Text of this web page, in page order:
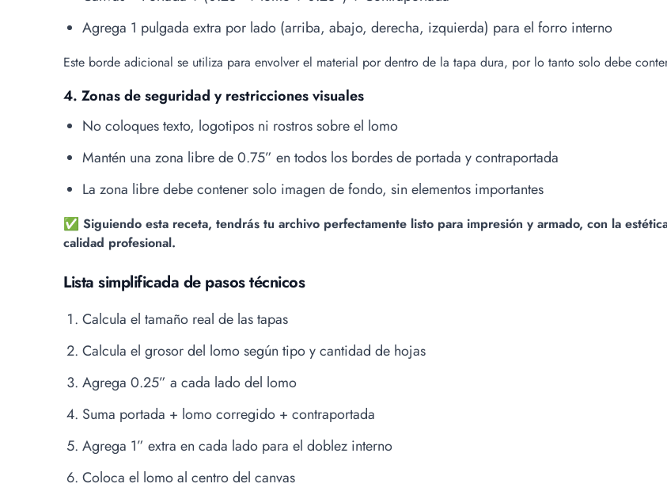
Agrega 1 pulgada extra por lado (arriba, abajo, derecha, izquierda) para el forro interno
Este borde adicional se utiliza para envolver el material por dentro de la tapa dura, por lo tanto solo debe
4. Zonas de seguridad y restricciones visuales
No coloques texto, logotipos ni rostros sobre el lomo
Mantén una zona libre de 0.75” en todos los bordes de portada y contraportada
La zona libre debe contener solo imagen de fondo, sin elementos importantes
✅ Siguiendo esta receta, tendrás tu archivo perfectamente listo para impresión y armado, con la
calidad profesional.
Lista simplificada de pasos técnicos
Calcula el tamaño real de las tapas
Calcula el grosor del lomo según tipo y cantidad de hojas
Agrega 0.25” a cada lado del lomo
Suma portada + lomo corregido + contraportada
Agrega 1” extra en cada lado para el doblez interno
Coloca el lomo al centro del canvas